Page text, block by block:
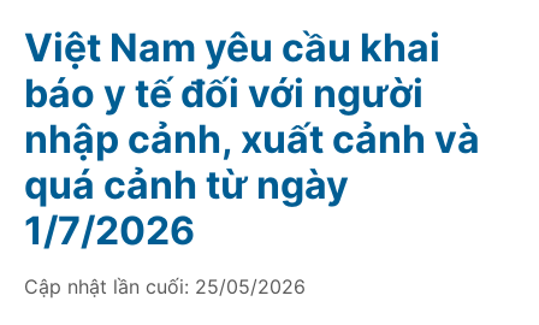
Việt Nam yêu cầu khai
báo y tế đối với người
nhập cảnh, xuất cảnh và
quá cảnh từ ngày
1/7/2026
Cập nhật lần cuối: 25/05/2026